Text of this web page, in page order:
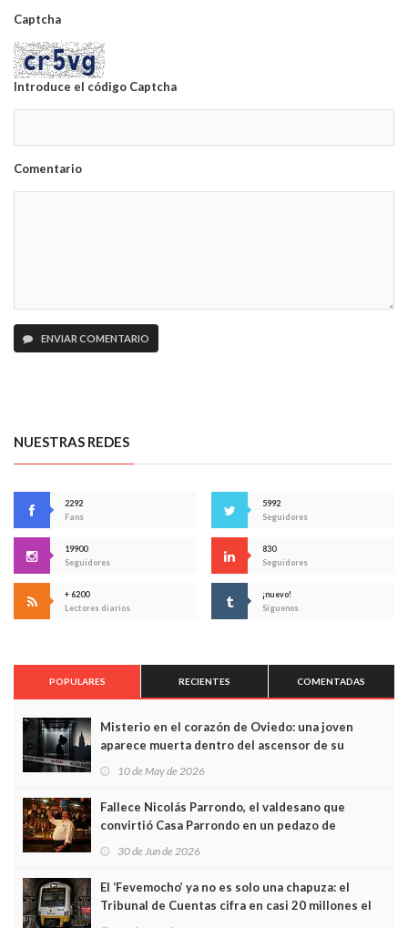
Captcha
Introduce el código Captcha
Comentario
ENVIAR COMENTARIO
NUESTRAS REDES
2292
Fans
5992
Seguidores
19900
Seguidores
830
Seguidores
+ 6200
Lectores diarios
¡nuevo!
Síguenos
POPULARES RECIENTES COMENTADAS
Misterio en el corazón de Oviedo: una joven
aparece muerta dentro del ascensor de su
edificio y las cámaras captan sus últimos minutos
10 de May de 2026
Fallece Nicolás Parrondo, el valdesano que
convirtió Casa Parrondo en un pedazo de
Asturias en Madrid
30 de Jun de 2026
El ‘Fevemocho’ ya no es solo una chapuza: el
Tribunal de Cuentas cifra en casi 20 millones el
sobrecoste de los trenes que no cabían por los